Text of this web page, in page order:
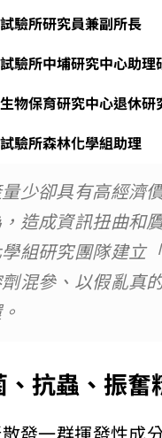
所研究員兼副所長
中埔研究中心助理
育研究中心退休研
所森林化學組助理
少卻具有高經
造成資訊扭曲
組研究團隊建
混參、以假亂
抗蟲、振